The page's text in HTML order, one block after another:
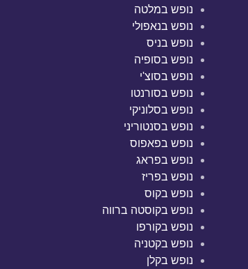
נופש במלטה
נופש בנאפולי
נופש בניס
נופש בסופיה
נופש בסוצ'י
נופש בסורנטו
נופש בסלוניקי
נופש בסנטוריני
נופש בפאפוס
נופש בפראג
נופש בפריז
נופש בקוס
נופש בקוסטה ברווה
נופש בקורפו
נופש בקטניה
נופש בקלן